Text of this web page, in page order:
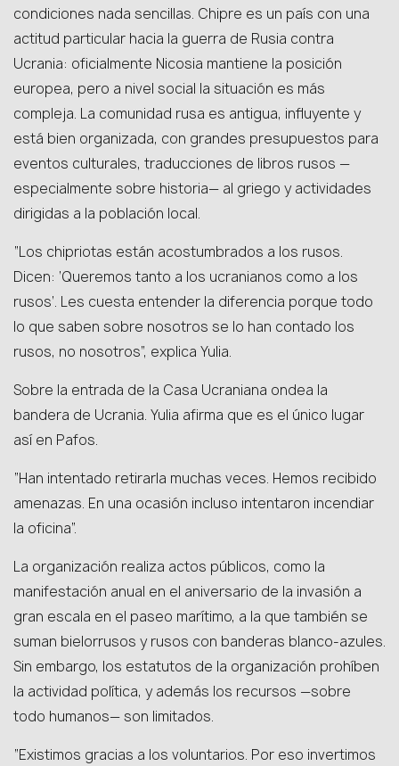
condiciones nada sencillas. Chipre es un país con una
actitud particular hacia la guerra de Rusia contra
Ucrania: oficialmente Nicosia mantiene la posición
europea, pero a nivel social la situación es más
compleja. La comunidad rusa es antigua, influyente y
está bien organizada, con grandes presupuestos para
eventos culturales, traducciones de libros rusos —
especialmente sobre historia— al griego y actividades
dirigidas a la población local.
“Los chipriotas están acostumbrados a los rusos.
Dicen: ‘Queremos tanto a los ucranianos como a los
rusos’. Les cuesta entender la diferencia porque todo
lo que saben sobre nosotros se lo han contado los
rusos, no nosotros”, explica Yulia.
Sobre la entrada de la Casa Ucraniana ondea la
bandera de Ucrania. Yulia afirma que es el único lugar
así en Pafos.
“Han intentado retirarla muchas veces. Hemos recibido
amenazas. En una ocasión incluso intentaron incendiar
la oficina”.
La organización realiza actos públicos, como la
manifestación anual en el aniversario de la invasión a
gran escala en el paseo marítimo, a la que también se
suman bielorrusos y rusos con banderas blanco-azules.
Sin embargo, los estatutos de la organización prohíben
la actividad política, y además los recursos —sobre
todo humanos— son limitados.
“Existimos gracias a los voluntarios. Por eso invertimos